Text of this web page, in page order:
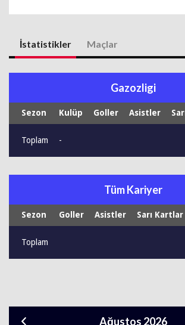
İstatistikler Maçlar
Gazozligi
Sezon Kulüp Goller Asistler
Toplam -
Tüm Kariyer
Sezon Goller Asistler Sarı Kartlar
Toplam
Ağustos 2026